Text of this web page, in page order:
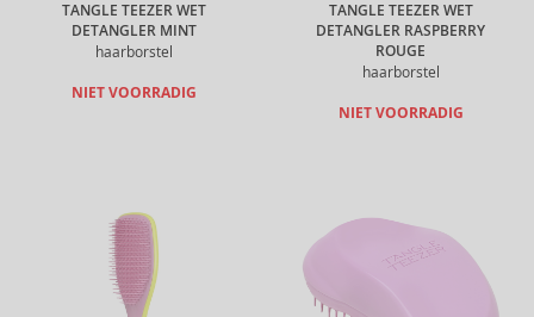
TANGLE TEEZER WET
DETANGLER MINT
haarborstel
NIET VOORRADIG
TANGLE TEEZER WET
DETANGLER RASPBERRY
ROUGE
haarborstel
NIET VOORRADIG